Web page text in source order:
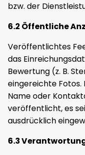
bzw. der
6.2 Öffentliche
Veröffentlichtes
das
Bewertung (z. B.
eingereichte Fotos.
Name oder
veröffentlicht, es
ausdrücklich
6.3